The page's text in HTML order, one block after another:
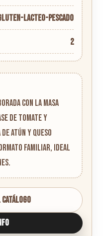
LACTEO-PESCADO
2
con la masa
de tomate y
atún y queso
familiar, ideal